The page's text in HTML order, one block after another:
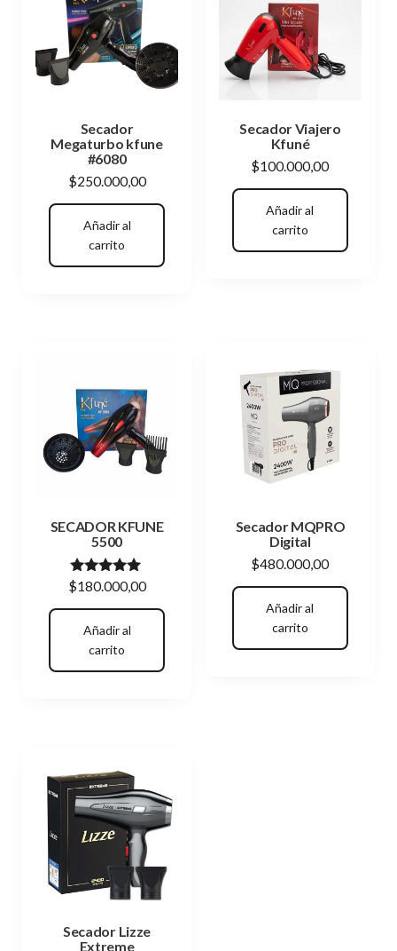
Secador
Megaturbo kfune
#6080
$250.000,00
Añadir al
carrito
Secador Viajero
Kfuné
$100.000,00
Añadir al
carrito
SECADOR KFUNE
5500
Valorado
5.00
de 5
$180.000,00
Añadir al
carrito
Secador MQPRO
Digital
$480.000,00
Añadir al
carrito
Secador Lizze
Extreme